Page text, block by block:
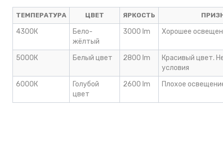
ТЕМПЕРАТУРА ЦВЕТ ЯРКОСТЬ
4300К
Бело-
жёлтый
3000 lm Хорошее
5000К Белый цвет 2800 lm
Красивый цвет.
условия
6000К
Голубой
цвет
2600 lm Плохое